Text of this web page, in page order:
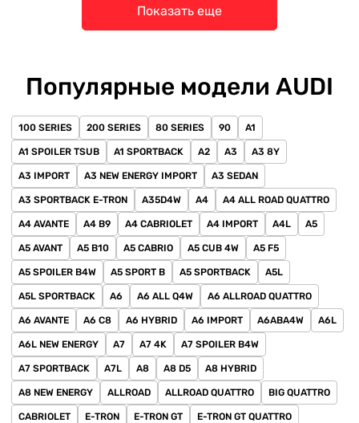
Показать еще
Популярные модели AUDI
100 SERIES 200 SERIES 80 SERIES 90 A1
A1 SPOILER TSUB A1 SPORTBACK A2 A3 A3 8Y
A3 IMPORT A3 NEW ENERGY IMPORT A3 SEDAN
A3 SPORTBACK E-TRON A35D4W A4 A4 ALL ROAD QUATTRO
A4 AVANTE A4 B9 A4 CABRIOLET A4 IMPORT A4L A5
A5 AVANT A5 B10 A5 CABRIO A5 CUB 4W A5 F5
A5 SPOILER B4W A5 SPORT B A5 SPORTBACK A5L
A5L SPORTBACK A6 A6 ALL Q4W A6 ALLROAD QUATTRO
A6 AVANTE A6 C8 A6 HYBRID A6 IMPORT A6ABA4W A6L
A6L NEW ENERGY A7 A7 4K A7 SPOILER B4W
A7 SPORTBACK A7L A8 A8 D5 A8 HYBRID
A8 NEW ENERGY ALLROAD ALLROAD QUATTRO BIG QUATTRO
CABRIOLET E-TRON E-TRON GT E-TRON GT QUATTRO